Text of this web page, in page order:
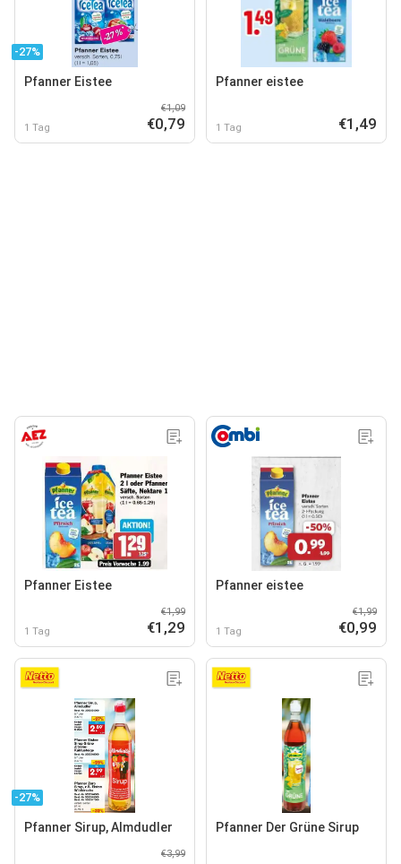
-27%
Pfanner Eistee
1 Tag
€1,09
€0,79
Pfanner eistee
1 Tag €1,49
Pfanner Eistee
1 Tag
€1,99
€1,29
Pfanner eistee
1 Tag
€1,99
€0,99
-27%
Pfanner Sirup, Almdudler
€3,99
Pfanner Der Grüne Sirup